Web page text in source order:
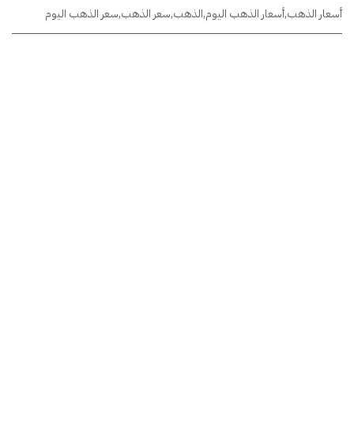
أسعار الذهب,أسعار الذهب اليوم,الذهب,سعر الذهب,سعر الذهب اليوم